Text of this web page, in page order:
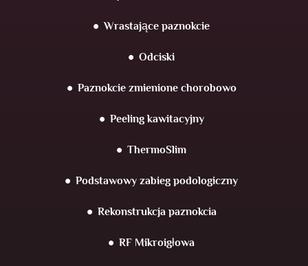
Wrastające paznokcie
Odciski
Paznokcie zmienione chorobowo
Peeling kawitacyjny
ThermoSlim
Podstawowy zabieg podologiczny
Rekonstrukcja paznokcia
RF Mikroigłowa